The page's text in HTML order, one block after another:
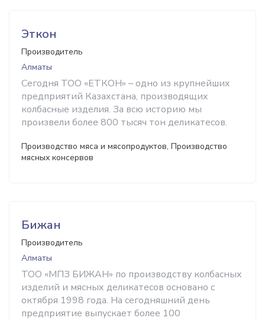
Эткон
Производитель
Алматы
Сегодня ТОО «ЕТКОН» – одно из крупнейших
предприятий Казахстана, производящих
колбасные изделия. За всю историю мы
произвели более 800 тысяч тон деликатесов.
Производство мяса и мясопродуктов, Производство
мясных консервов
Бижан
Производитель
Алматы
ТОО «МПЗ БИЖАН» по производству колбасных
изделий и мясных деликатесов основано с
октября 1998 года. На сегодняшний день
предприятие выпускает более 100